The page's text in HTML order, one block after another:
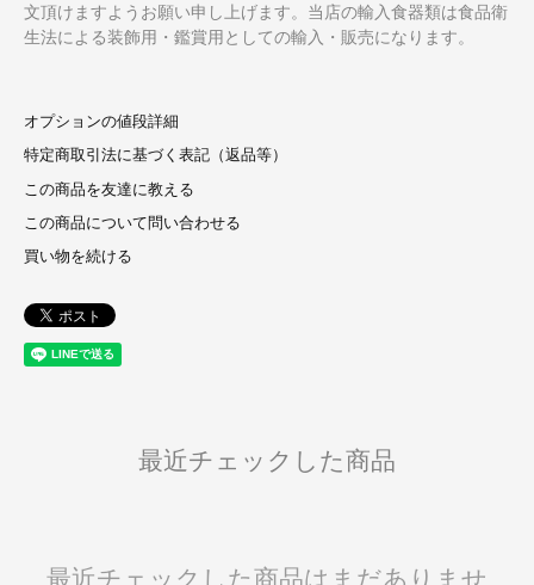
文頂けますようお願い申し上げます。当店の輸入食器類は食品衛
生法による装飾用・鑑賞用としての輸入・販売になります。
オプションの値段詳細
特定商取引法に基づく表記（返品等）
この商品を友達に教える
この商品について問い合わせる
買い物を続ける
最近チェックした商品
最近チェックした商品はまだありませ